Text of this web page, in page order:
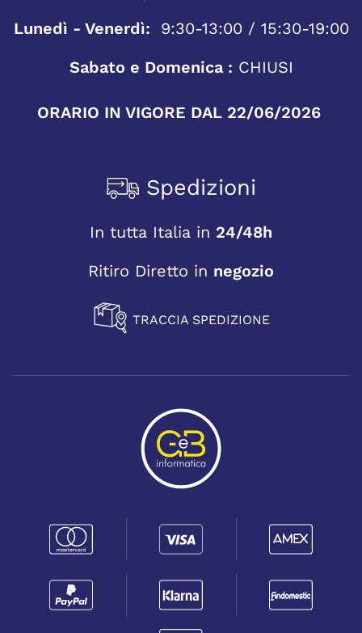
Lunedì - Venerdì:
9:30-13:00 / 15:30-19:00
Sabato e Domenica : CHIUSI
ORARIO IN VIGORE DAL 22/06/2026
Spedizioni
In tutta Italia in 24/48h
Ritiro Diretto in negozio
TRACCIA SPEDIZIONE